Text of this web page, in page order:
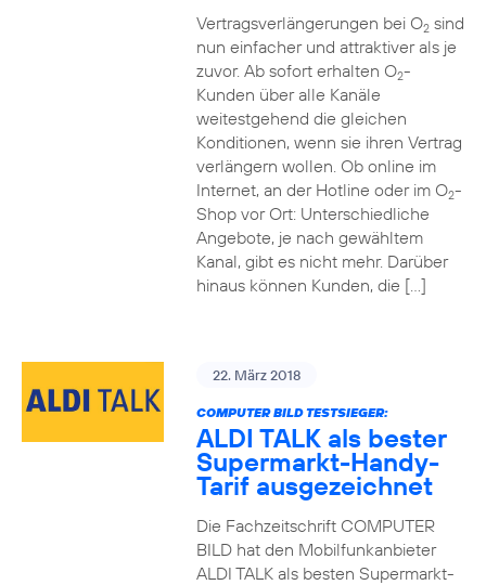
Vertragsverlängerungen bei O2sind
nun einfacher und attraktiver als je
zuvor. Ab sofort erhalten O2-
Kunden über alle Kanäle
weitestgehend die gleichen
Konditionen, wenn sie ihren Vertrag
verlängern wollen. Ob online im
Internet, an der Hotline oder im O2-
Shop vor Ort: Unterschiedliche
Angebote, je nach gewähltem
Kanal, gibt es nicht mehr. Darüber
hinaus können Kunden, die […]
22. März 2018
COMPUTER BILD TESTSIEGER:
ALDI TALK als bester
Supermarkt-Handy-
Tarif ausgezeichnet
Die Fachzeitschrift COMPUTER
BILD hat den Mobilfunkanbieter
ALDI TALK als besten Supermarkt-